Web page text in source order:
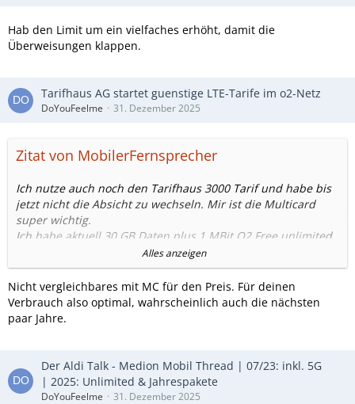
Hab den Limit um ein vielfaches erhöht, damit die
Überweisungen klappen.
Tarifhaus AG startet guenstige LTE-Tarife im o2-Netz
DoYouFeelme 31. Dezember 2025
Zitat von MobilerFernsprecher
Ich nutze auch noch den Tarifhaus 3000 Tarif und habe bis
jetzt nicht die Absicht zu wechseln. Mir ist die Multicard
super wichtig.
Ich habe aktuell 30 GB Daten plus 1 MBit O2 Free unlimited.
In ein paar Wochen müssten es durch O2 Grow 40 GB plus
die 1 MBit O2 Free Flat sein.
In den ganzen Jahren habe ich nie mehr als 3 GB pro Monat
auf dem Smartphone verbraucht.
Was gibt es denn aktuell für gute Angebote mit einer
Multicard bei denen es sich lohnen würde zu wechseln?
Alles anzeigen
Nicht vergleichbares mit MC für den Preis. Für deinen
Verbrauch also optimal, wahrscheinlich auch die nächsten
paar Jahre.
Der Aldi Talk - Medion Mobil Thread | 07/23: inkl. 5G
| 2025: Unlimited & Jahrespakete
DoYouFeelme 31. Dezember 2025